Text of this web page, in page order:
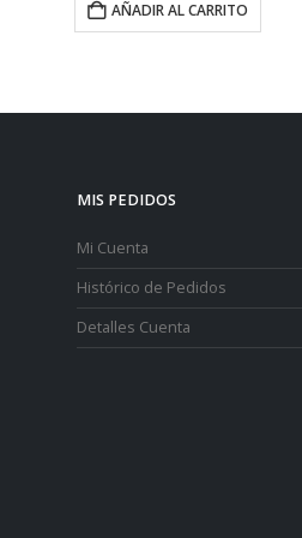
AÑADIR AL CARRITO
MIS PEDIDOS
Mi Cuenta
Histórico de Pedidos
Detalles Cuenta